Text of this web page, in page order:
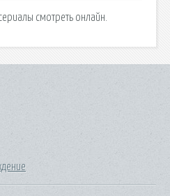
смотреть онлайн.